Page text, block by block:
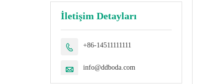
İletişim Detayları
 +86-14511111111
 info@ddboda.com